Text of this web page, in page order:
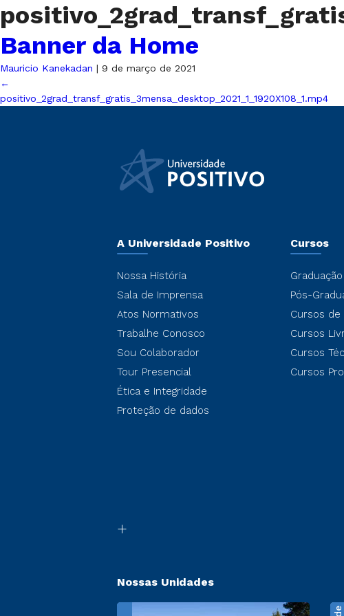
Banner da Home
Mauricio Kanekadan | 9 de março de 2021
←
positivo_2grad_transf_gratis_3mensa_desktop_2021_1_1920X108_1.mp4
A Universidade Positivo
Nossa História
Sala de Imprensa
Atos Normativos
Trabalhe Conosco
Sou Colaborador
Tour Presencial
Ética e Integridade
Proteção de dados
Cursos
Graduação
Pós-
Cursos de
Cursos
Cursos
Cursos
Nossas Unidades